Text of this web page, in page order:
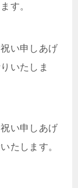
す。
い申しあげ
いたしま
い申しあげ
たします。